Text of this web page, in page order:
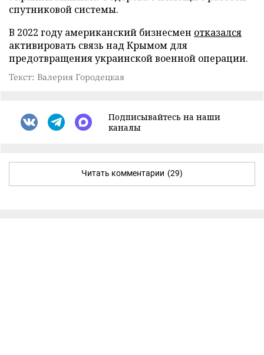
спутниковой системы.
В 2022 году американский бизнесмен отказался
активировать связь над Крымом для
предотвращения украинской военной операции.
Текст: Валерия Городецкая
Подписывайтесь на наши
каналы
Читать комментарии (29)